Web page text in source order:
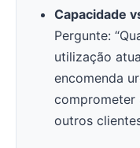
Capacidade
Pergunte:
utilização
encomenda
comprometer
outros